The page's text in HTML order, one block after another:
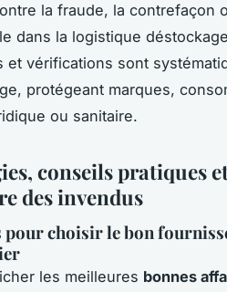
la fraude, la contrefaçon
dans la logistique
et vérifications sont
protégeant marques,
ou sanitaire.
conseils pratiques
des invendus
pour choisir le bon
les meilleures bonnes